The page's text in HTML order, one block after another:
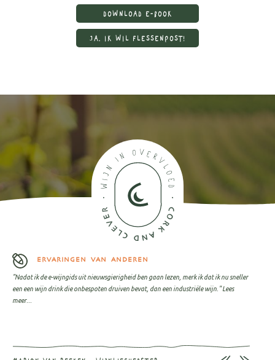
DOWNLOAD E-BOOK
JA, IK WIL FLESSENPOST!
ERVARINGEN VAN ANDEREN
"Nadat ik de e-wijngids uit nieuwsgierigheid ben gaan lezen, merk ik dat ik nu sneller
een een wijn drink die onbespoten druiven bevat, dan een industriële wijn."Lees
meer...